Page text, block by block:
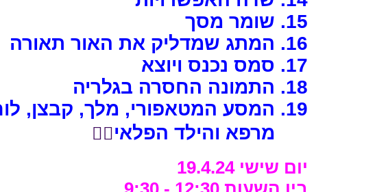
15. שומר מסך
16. המתג שמדליק את האור תאורה
17. סמס נכנס ויוצא
18. התמונה החסרה בגלריה
19. המסע המטאפורי, מלך, קבצן, לוחם,
מרפא והילד הפלאי🤹‍♀️
יום שישי 19.4.24